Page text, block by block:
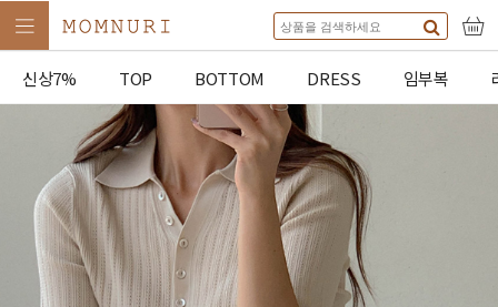
신상7% TOP BOTTOM DRESS 임부복